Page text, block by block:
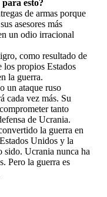
esto?
de armas porque
asesores más
un odio irracional
como resultado de
los propios Estados
la guerra.
un ataque ruso
cada vez más. Su
tanto
de Ucrania.
la guerra en
Unidos y la
sido. Ucrania nunca ha
Pero la guerra es